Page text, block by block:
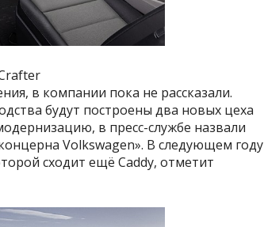
в компании пока не рассказали.
будут построены два новых цеха
в пресс-службе назвали
Volkswagen». В следующем году
сходит ещё Caddy, отметит